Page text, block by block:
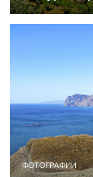
ФОТОГРАФИИ